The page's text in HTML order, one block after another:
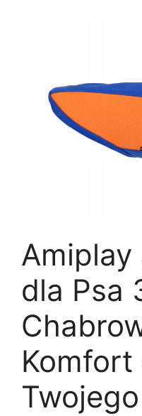
Amiplay
dla Psa
Komfort